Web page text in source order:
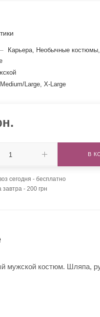
Карьера, Необычные
Medium/Large, X-Large
В
сегодня - бесплатно
завтра - 200 грн
мужской костюм. Шляпа,